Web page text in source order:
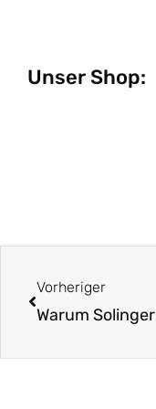
Unser Shop:
Vorheriger
Warum